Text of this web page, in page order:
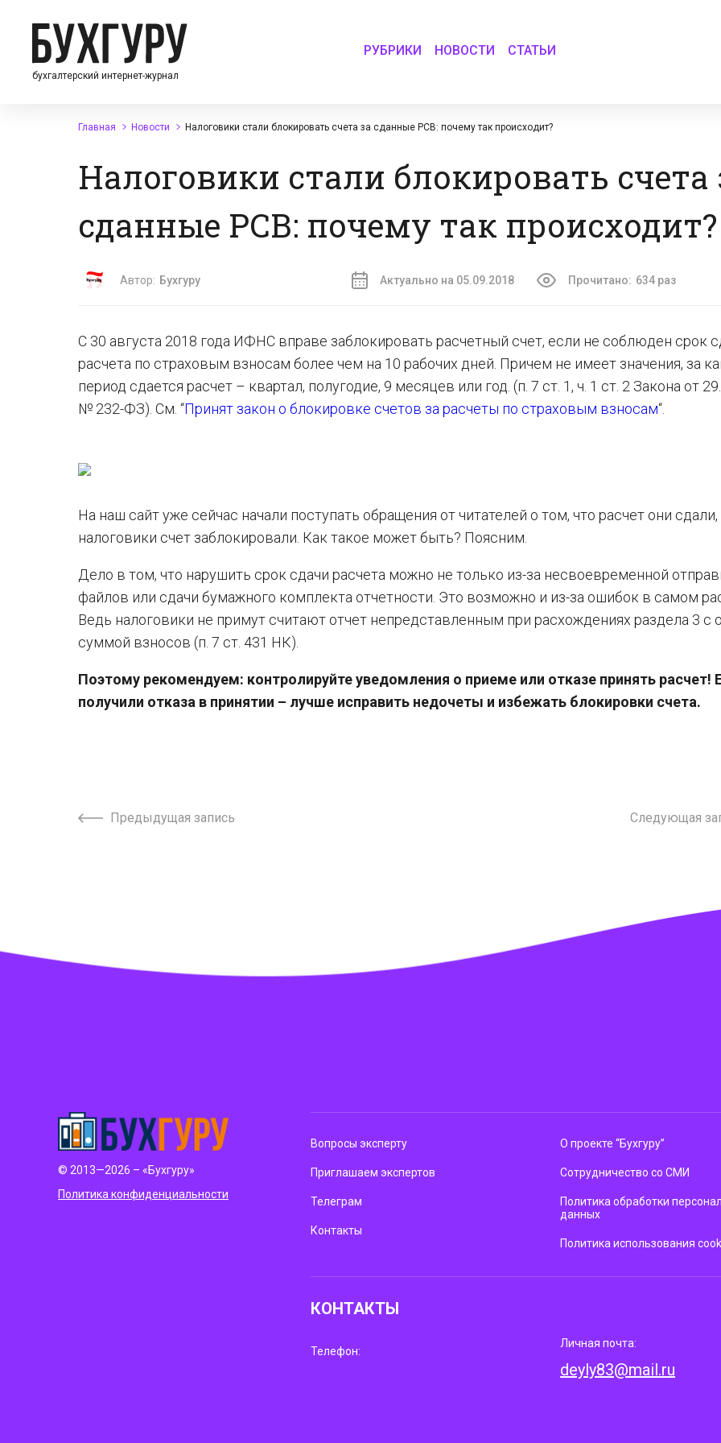
бухгалтерский интернет-журнал
РУБРИКИ НОВОСТИ СТАТЬИ
Главная Новости Налоговики стали блокировать счета за сданные РСВ: почему так происходит?
Налоговики стали блокировать счета
сданные РСВ: почему так происходит?
Автор: Бухгуру Актуально на 05.09.2018 Прочитано: 634 раз
С 30 августа 2018 года ИФНС вправе заблокировать расчетный счет, если не соблюден срок
расчета по страховым взносам более чем на 10 рабочих дней. Причем не имеет значения, за
период сдается расчет – квартал, полугодие, 9 месяцев или год. (п. 7 ст. 1, ч. 1 ст. 2 Закона от
№ 232-ФЗ). См. “Принят закон о блокировке счетов за расчеты по страховым взносам“.
На наш сайт уже сейчас начали поступать обращения от читателей о том, что расчет они сдали,
налоговики счет заблокировали. Как такое может быть? Поясним.
Дело в том, что нарушить срок сдачи расчета можно не только из-за несвоевременной
файлов или сдачи бумажного комплекта отчетности. Это возможно и из-за ошибок в самом
Ведь налоговики не примут считают отчет непредставленным при расхождениях раздела 3 с
суммой взносов (п. 7 ст. 431 НК).
Поэтому рекомендуем: контролируйте уведомления о приеме или отказе принять расчет!
получили отказа в принятии – лучше исправить недочеты и избежать блокировки счета.
Предыдущая запись Следующая
© 2013—2026 – «Бухгуру»
Политика конфиденциальности
Вопросы эксперту
Приглашаем экспертов
Телеграм
Контакты
О проекте “Бухгуру”
Сотрудничество со СМИ
Политика обработки
данных
Политика использования
КОНТАКТЫ
Телефон:
Личная почта:
deyly83@mail.ru